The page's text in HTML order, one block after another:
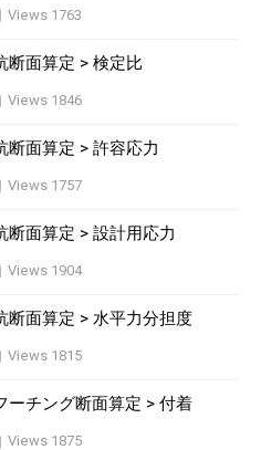
| Views 1763
断面算定 > 検定比
| Views 1846
断面算定 > 許容応力
| Views 1757
断面算定 > 設計用応力
| Views 1904
断面算定 > 水平力分担度
| Views 1815
ーチング断面算定 > 付着
| Views 1875